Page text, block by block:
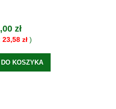
zł
23,58 zł)
DO KOSZYKA